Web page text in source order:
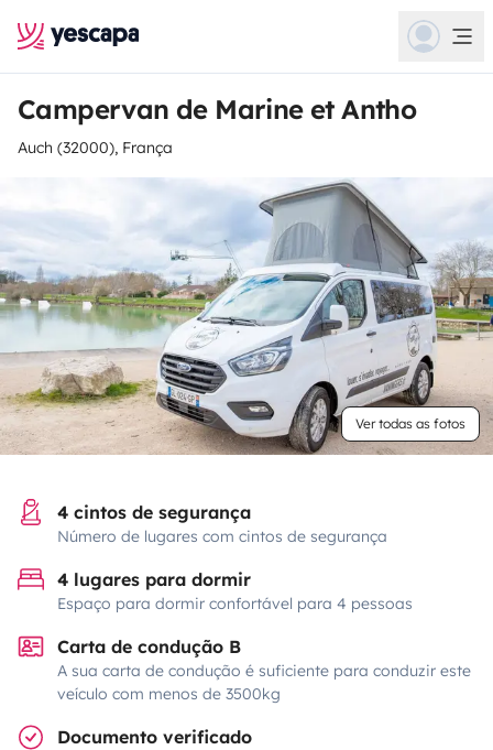
Campervan de Marine et Antho
Auch (32000), França
Ver todas as fotos
4 cintos de segurança
Número de lugares com cintos de segurança
4 lugares para dormir
Espaço para dormir confortável para 4 pessoas
Carta de condução B
A sua carta de condução é suficiente para conduzir este
veículo com menos de 3500kg
Documento verificado